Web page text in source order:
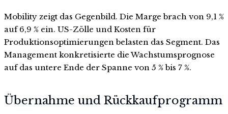
Mobility zeigt das Gegenbild. Die Marge brach von 9,1 %
auf 6,9 % ein. US-Zölle und Kosten für
Produktionsoptimierungen belasten das Segment. Das
Management konkretisierte die Wachstumsprognose
auf das untere Ende der Spanne von 5 % bis 7 %.
Übernahme und Rückkaufprogramm